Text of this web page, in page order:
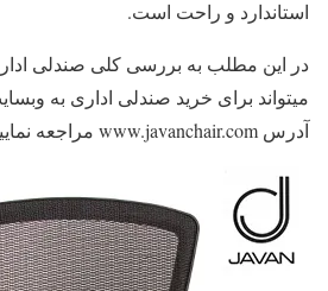
استاندارد و راحت است.
در این مطلب به بررسی کلی صندلی
میتواند برای خرید صندلی اداری به
آدرس www.javanchair.com مراجعه نمایید.